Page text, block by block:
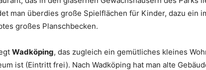
man überdies große Spielflächen für Kinder, dazu ein
großes Planschbecken.
Wadköping, das zugleich ein gemütliches kleines
ist (Eintritt frei). Nach Wadköping hat man alte